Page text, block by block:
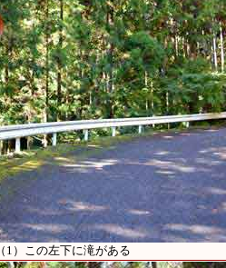
（1）この左下に滝がある